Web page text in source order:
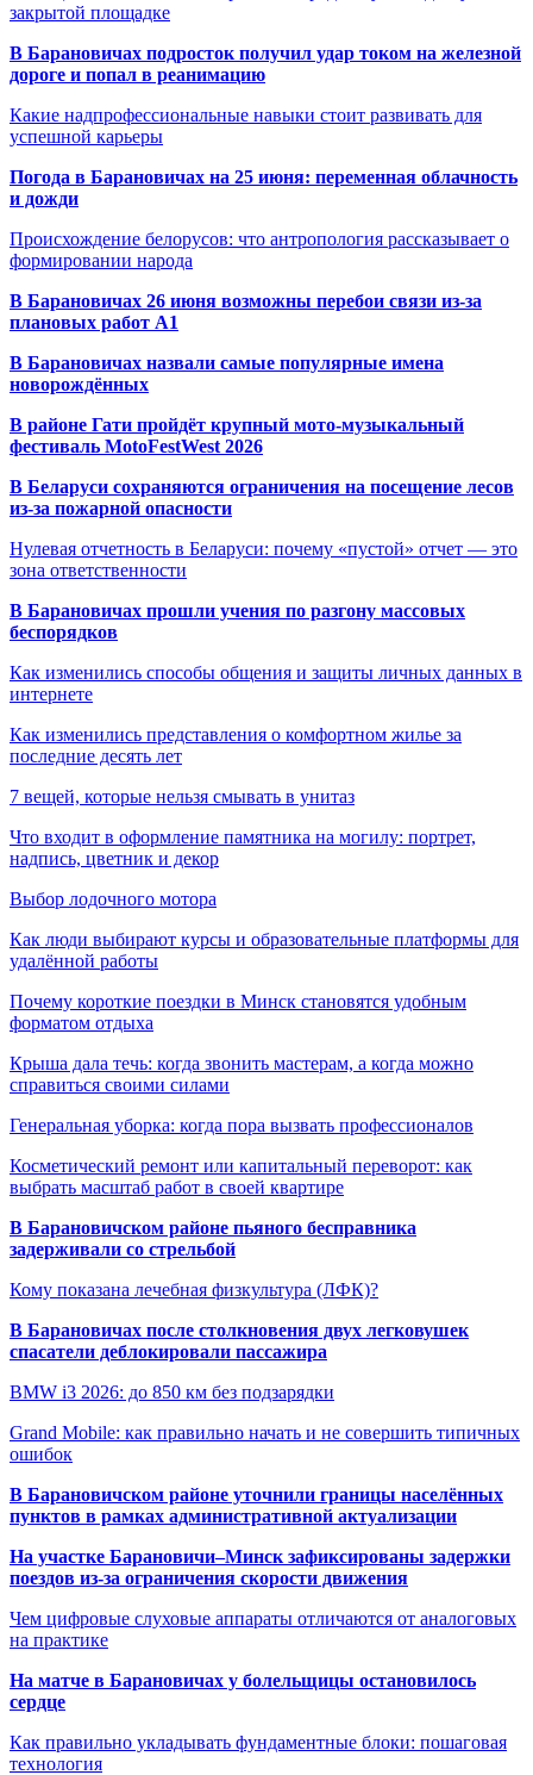
закрытой площадке
В Барановичах подросток получил удар током на железной
дороге и попал в реанимацию
Какие надпрофессиональные навыки стоит развивать для
успешной карьеры
Погода в Барановичах на 25 июня: переменная облачность
и дожди
Происхождение белорусов: что антропология рассказывает о
формировании народа
В Барановичах 26 июня возможны перебои связи из-за
плановых работ A1
В Барановичах назвали самые популярные имена
новорождённых
В районе Гати пройдёт крупный мото-музыкальный
фестиваль MotoFestWest 2026
В Беларуси сохраняются ограничения на посещение лесов
из-за пожарной опасности
Нулевая отчетность в Беларуси: почему «пустой» отчет — это
зона ответственности
В Барановичах прошли учения по разгону массовых
беспорядков
Как изменились способы общения и защиты личных данных в
интернете
Как изменились представления о комфортном жилье за
последние десять лет
7 вещей, которые нельзя смывать в унитаз
Что входит в оформление памятника на могилу: портрет,
надпись, цветник и декор
Выбор лодочного мотора
Как люди выбирают курсы и образовательные платформы для
удалённой работы
Почему короткие поездки в Минск становятся удобным
форматом отдыха
Крыша дала течь: когда звонить мастерам, а когда можно
справиться своими силами
Генеральная уборка: когда пора вызвать профессионалов
Косметический ремонт или капитальный переворот: как
выбрать масштаб работ в своей квартире
В Барановичском районе пьяного бесправника
задерживали со стрельбой
Кому показана лечебная физкультура (ЛФК)?
В Барановичах после столкновения двух легковушек
спасатели деблокировали пассажира
BMW i3 2026: до 850 км без подзарядки
Grand Mobile: как правильно начать и не совершить типичных
ошибок
В Барановичском районе уточнили границы населённых
пунктов в рамках административной актуализации
На участке Барановичи–Минск зафиксированы задержки
поездов из-за ограничения скорости движения
Чем цифровые слуховые аппараты отличаются от аналоговых
на практике
На матче в Барановичах у болельщицы остановилось
сердце
Как правильно укладывать фундаментные блоки: пошаговая
технология